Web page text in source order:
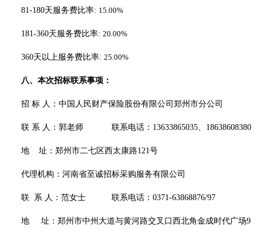
81-180天服务费比率: 15.00%
181-360天服务费比率: 20.00%
360天以上服务费比率: 25.00%
八、本次招标联系事项：
招 标 人：中国人民财产保险股份有限公司郑州市分公司
联 系 人： 郭老师 联系电话： 13633865035、18638608380
地 址：郑州市二七区西太康路121号
代理机构：河南省至诚招标采购服务有限公司
联 系 人：范女士 联系电话： 0371-63868876/97
地 址：郑州市中州大道与黄河路交叉口西北角金成时代广场9